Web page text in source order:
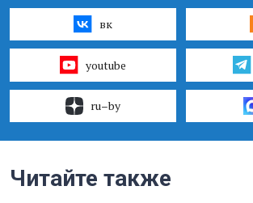
вк
youtube
ru–by
Читайте также